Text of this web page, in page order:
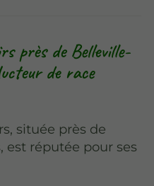
près de Belleville-
de race
située près de
est réputée pour ses